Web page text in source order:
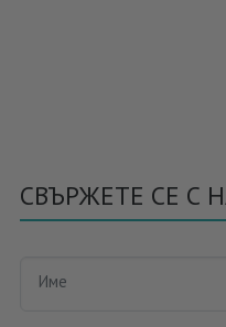
СВЪРЖЕТЕ СЕ С
Име